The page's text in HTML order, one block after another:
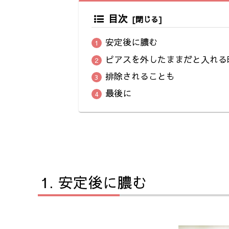
目次
安定後に膿む
ピアスを外したままだと入れ
排除されることも
最後に
安定後に膿む